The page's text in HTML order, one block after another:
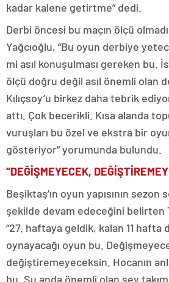
kadar kalene getirtme” dedi.
Derbi öncesi bu maçın ölçü
Yağcıoğlu, “Bu oyun derbiye
mi asıl konuşulması gereken bu.
ölçü doğru değil asıl önemli olan
Kılıçsoy’u birkez daha tebrik
attı. Çok becerikli. Kısa alanda
vuruşları bu özel ve ekstra bir
gösteriyor” yorumunda bulundu.
“DEĞİŞMEYECEK,
Beşiktaş’ın oyun yapısının sezon
şekilde devam edeceğini belirten
“27. haftaya geldik, kalan 11 hafta
oynayacağı oyun bu.
değiştiremeyeceksin. Hocanın
bu. Şu anda önemli olan şey takım